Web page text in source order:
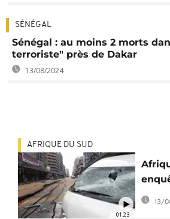
SÉNÉGAL
Sénégal : au moins 2 morts
terroriste" près de Dakar
13/08/2024
01:23
AFRIQUE DU SUD
une
13/